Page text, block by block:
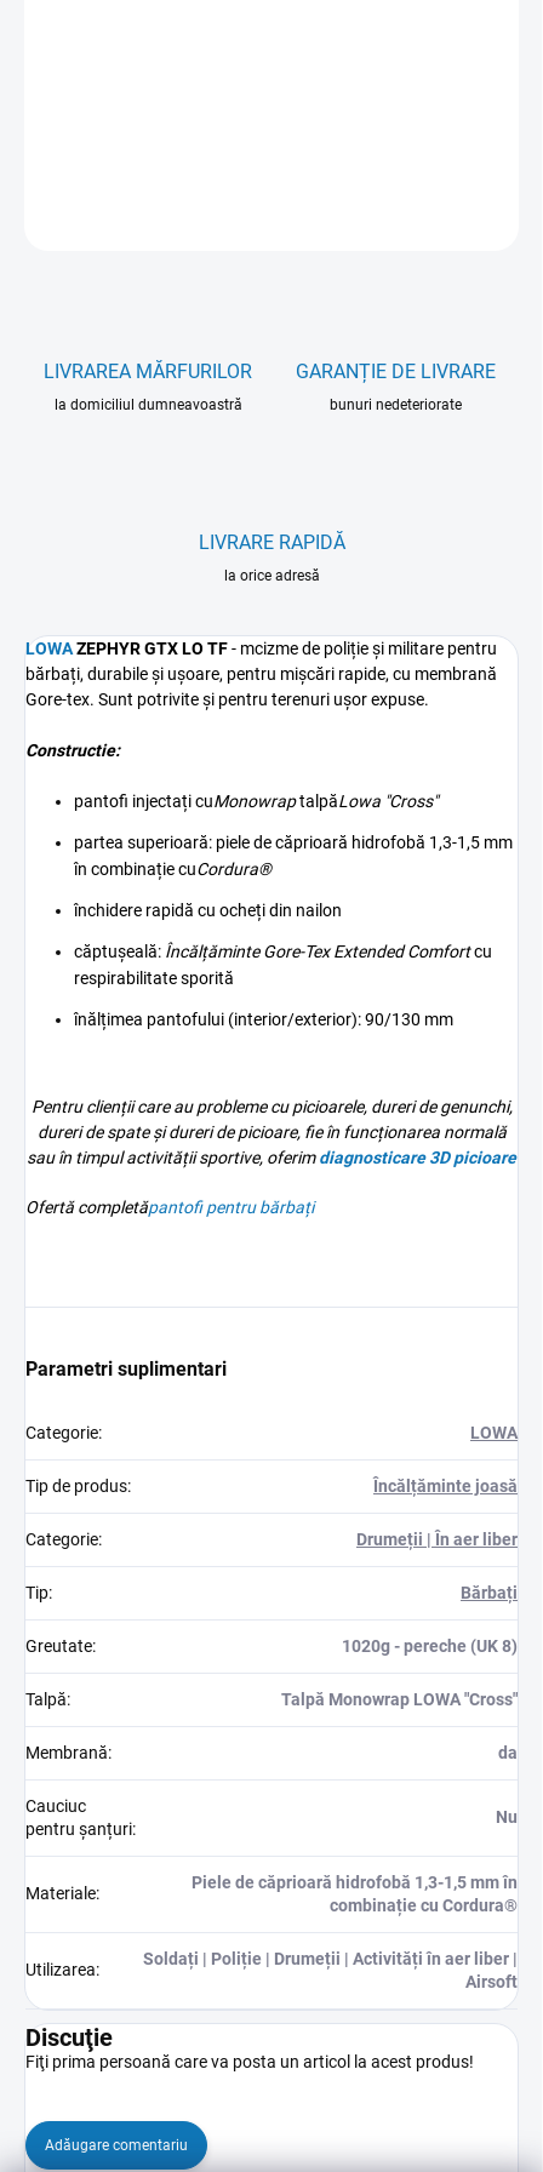
LIVRAREA MĂRFURILOR
la domiciliul dumneavoastră
GARANȚIE DE LIVRARE
bunuri nedeteriorate
LIVRARE RAPIDĂ
la orice adresă
LOWAZEPHYR GTX LO TF- mcizme de poliție și militare pentru
bărbați, durabile și ușoare, pentru mișcări rapide, cu membrană
Gore-tex. Sunt potrivite și pentru terenuri ușor expuse.
Constructie:
pantofi injectați cuMonowraptalpăLowa "Cross"
partea superioară: piele de căprioară hidrofobă 1,3-1,5 mm
în combinație cuCordura®
închidere rapidă cu ocheți din nailon
căptușeală: Încălțăminte Gore-Tex Extended Comfortcu
respirabilitate sporită
înălțimea pantofului (interior/exterior): 90/130 mm
Pentru clienții care au probleme cu picioarele, dureri de genunchi,
dureri de spate și dureri de picioare, fie în funcționarea normală
sau în timpul activității sportive, oferimdiagnosticare 3Dpicioare
Ofertă completăpantofi pentru bărbați
Parametri suplimentari
Categorie: LOWA
Tip de produs: Încălțăminte joasă
Categorie: Drumeții | În aer liber
Tip: Bărbați
Greutate: 1020g - pereche (UK 8)
Talpă: Talpă Monowrap LOWA "Cross"
Membrană: da
Cauciuc
pentru șanțuri:
Nu
Materiale:
Piele de căprioară hidrofobă 1,3-1,5 mm în
combinație cu Cordura®
Utilizarea:
Soldați | Poliție | Drumeții | Activități în aer liber |
Airsoft
Discuţie
Fiţi prima persoană care va posta un articol la acest produs!
Adăugare comentariu